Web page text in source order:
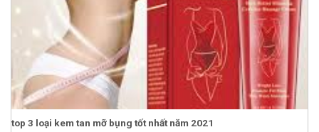
top 3 loại kem tan mỡ bụng tốt nhất năm 2021